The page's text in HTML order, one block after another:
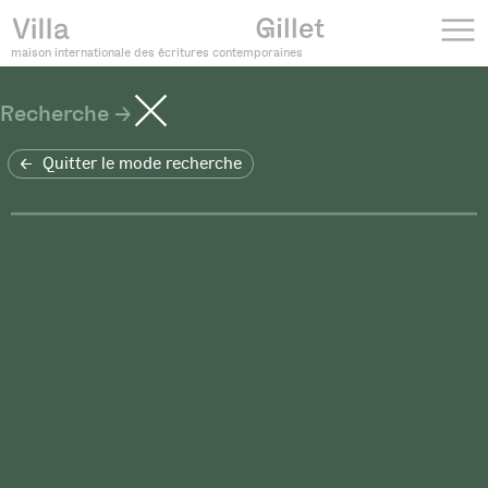
maison internationale des écritures contemporaines
Recherche
Quitter le mode recherche